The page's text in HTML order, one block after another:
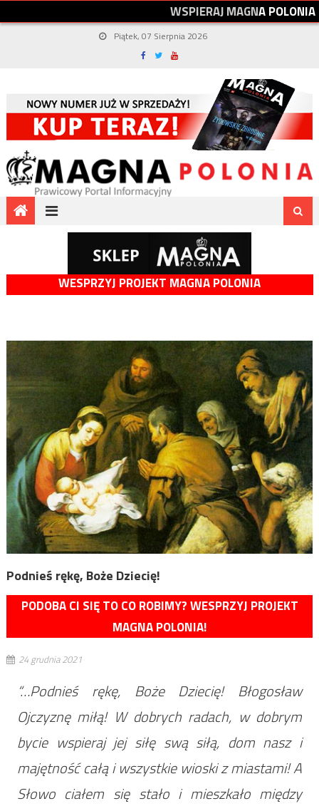
WSPIERAJMAGNAPOLONIA
Piątek, 07 Sierpnia 2026
WESPRZYJ PROJEKT MAGNA POLONIA
Podnieś rękę, Boże Dziecię!
PODOBA CI SIĘ TO CO ROBIMY? WESPRZYJ PROJEKT
MAGNA POLONIA!
24 grudnia 2021
“…Podnieś rękę, Boże Dziecię! Błogosław
Ojczyznę miłą! W dobrych radach, w dobrym
bycie wspieraj jej siłę swą siłą, dom nasz i
majętność całą i wszystkie wioski z miastami! A
Słowo ciałem się stało i mieszkało między